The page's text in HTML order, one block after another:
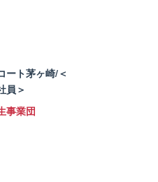
ート茅ヶ崎/＜
員＞
事業団